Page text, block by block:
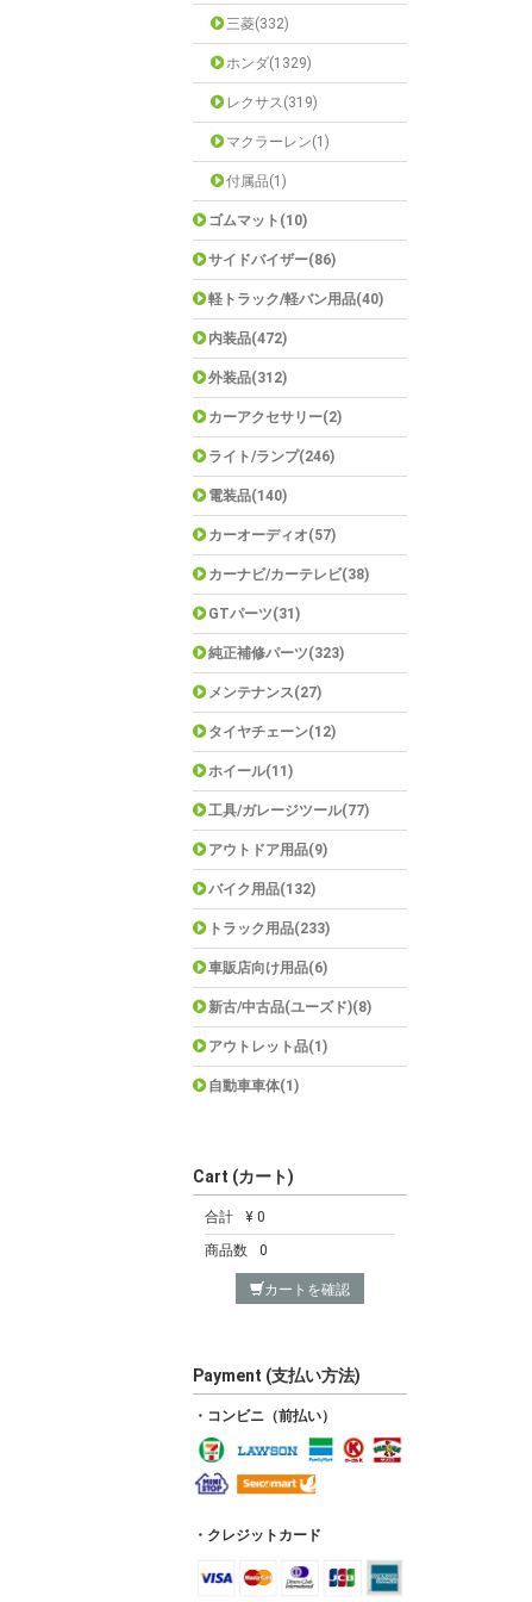
三菱(332)
ホンダ(1329)
レクサス(319)
マクラーレン(1)
付属品(1)
ゴムマット(10)
サイドバイザー(86)
軽トラック/軽バン用品(40)
内装品(472)
外装品(312)
カーアクセサリー(2)
ライト/ランプ(246)
電装品(140)
カーオーディオ(57)
カーナビ/カーテレビ(38)
GTパーツ(31)
純正補修パーツ(323)
メンテナンス(27)
タイヤチェーン(12)
ホイール(11)
工具/ガレージツール(77)
アウトドア用品(9)
バイク用品(132)
トラック用品(233)
車販店向け用品(6)
新古/中古品(ユーズド)(8)
アウトレット品(1)
自動車車体(1)
Cart (カート)
合計
¥ 0
商品数
0
カートを確認
Payment (支払い方法)
・コンビニ（前払い）
・クレジットカード